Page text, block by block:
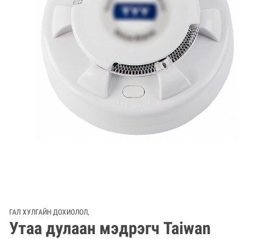
ГАЛ ХУЛГАЙН ДОХИОЛОЛ,
Утаа дулаан мэдрэгч Taiwan